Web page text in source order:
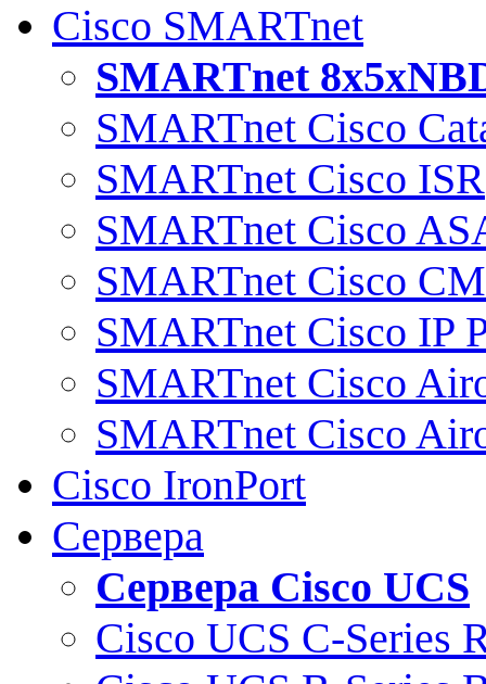
Cisco SMARTnet
SMARTnet
SMARTnet Cisco
SMARTnet Cisco ISR
SMARTnet Cisco
SMARTnet Cisco
SMARTnet Cisco IP
SMARTnet Cisco
SMARTnet Cisco
Cisco IronPort
Сервера
Сервера Cisco UCS
Cisco UCS C-Series